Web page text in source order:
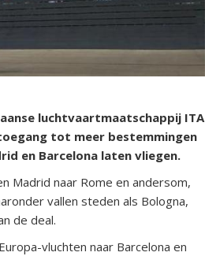
luchtvaartmaatschappij ITA
tot meer bestemmingen
en Barcelona laten vliegen.
Madrid naar Rome en andersom,
vallen steden als Bologna,
de deal.
vluchten naar Barcelona en